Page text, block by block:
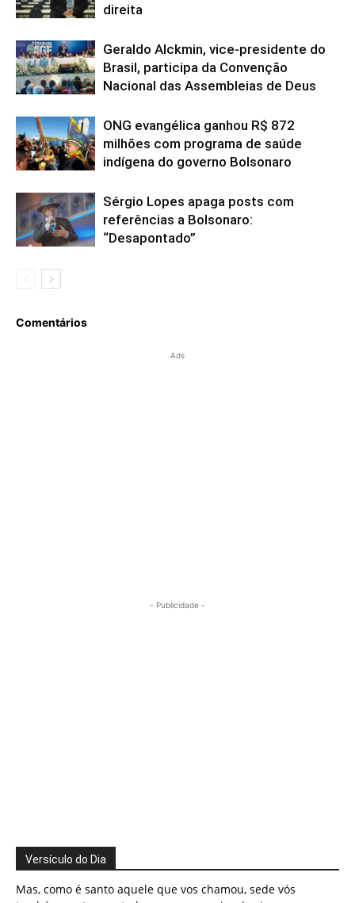
direita
Geraldo Alckmin, vice-presidente do
Brasil, participa da Convenção
Nacional das Assembleias de Deus
ONG evangélica ganhou R$ 872
milhões com programa de saúde
indígena do governo Bolsonaro
Sérgio Lopes apaga posts com
referências a Bolsonaro:
“Desapontado”
Comentários
Ads
- Publicidade -
Versículo do Dia
Mas, como é santo aquele que vos chamou, sede vós